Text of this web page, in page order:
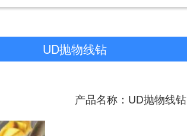
UD抛物线钻
产品名称：UD抛物线钻